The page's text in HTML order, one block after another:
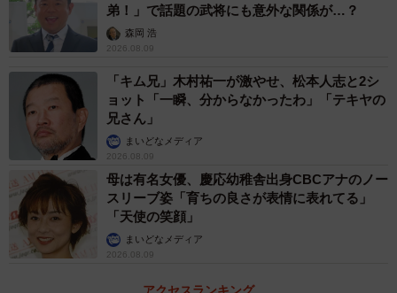
弟！」で話題の武将にも意外な関係が…？
森岡 浩
2026.08.09
「キム兄」木村祐一が激やせ、松本人志と2シ
ョット「一瞬、分からなかったわ」「テキヤの
兄さん」
まいどなメディア
2026.08.09
母は有名女優、慶応幼稚舎出身CBCアナのノー
スリーブ姿「育ちの良さが表情に表れてる」
「天使の笑顔」
まいどなメディア
2026.08.09
アクセスランキング